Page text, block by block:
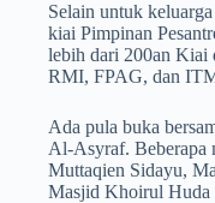
Selain untuk
kiai Pimpinan
lebih dari 200an Kiai
RMI, FPAG, dan
Ada pula buka
Al-Asyraf. Beberapa
Muttaqien Sidayu,
Masjid Khoirul Huda